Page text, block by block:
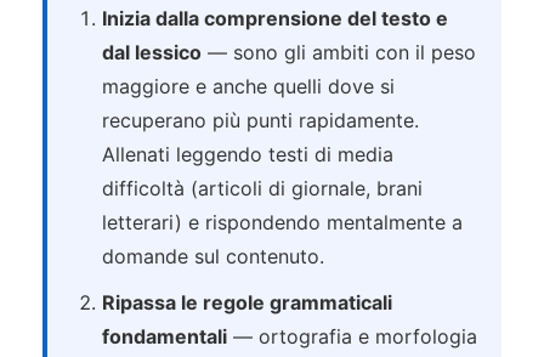
Inizia dalla comprensione del testo e
dal lessico — sono gli ambiti con il peso
maggiore e anche quelli dove si
recuperano più punti rapidamente.
Allenati leggendo testi di media
difficoltà (articoli di giornale, brani
letterari) e rispondendo mentalmente a
domande sul contenuto.
Ripassa le regole grammaticali
fondamentali — ortografia e morfologia